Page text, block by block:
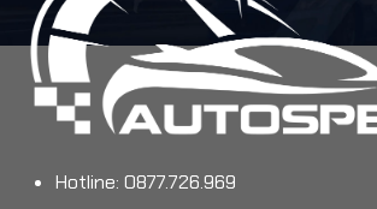
Hotline: 0877.726.969